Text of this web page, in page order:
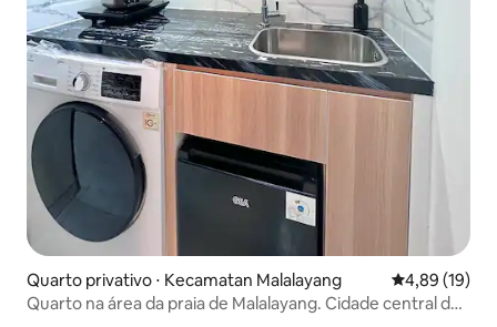
Quarto privativo ⋅ Kecamatan Malalayang 4,89 de uma
4,89 (19)
Quarto na área da praia de Malalayang. Cidade central de